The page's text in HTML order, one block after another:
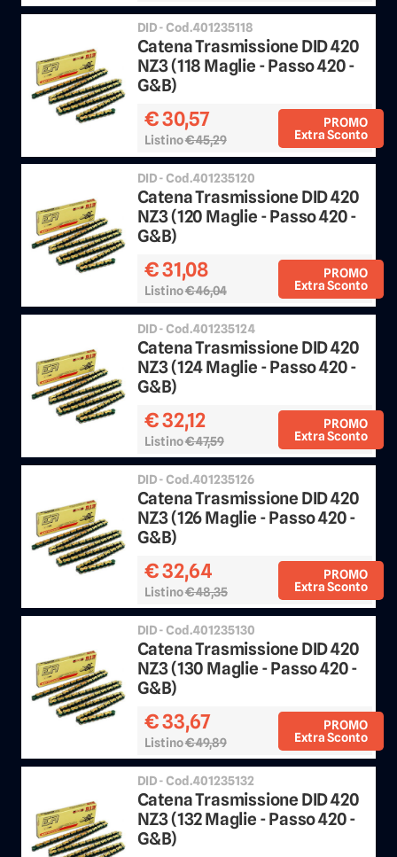
DID - Cod.401235118
Catena Trasmissione DID 420
NZ3 (118 Maglie - Passo 420 -
G&B)
PROMO
Extra Sconto
€ 30,57
Listino€ 45,29 Sconto 25%
DID - Cod.401235120
Catena Trasmissione DID 420
NZ3 (120 Maglie - Passo 420 -
G&B)
PROMO
Extra Sconto
€ 31,08
Listino€ 46,04 Sconto 25%
DID - Cod.401235124
Catena Trasmissione DID 420
NZ3 (124 Maglie - Passo 420 -
G&B)
PROMO
Extra Sconto
€ 32,12
Listino€ 47,59 Sconto 25%
DID - Cod.401235126
Catena Trasmissione DID 420
NZ3 (126 Maglie - Passo 420 -
G&B)
PROMO
Extra Sconto
€ 32,64
Listino€ 48,35 Sconto 25%
DID - Cod.401235130
Catena Trasmissione DID 420
NZ3 (130 Maglie - Passo 420 -
G&B)
PROMO
Extra Sconto
€ 33,67
Listino€ 49,89 Sconto 25%
DID - Cod.401235132
Catena Trasmissione DID 420
NZ3 (132 Maglie - Passo 420 -
G&B)